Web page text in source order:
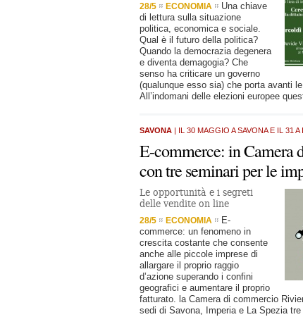
28/5 ECONOMIA
Una chiave
di lettura sulla situazione
politica, economica e sociale.
Qual è il futuro della politica?
Quando la democrazia degenera
e diventa demagogia? Che
senso ha criticare un governo
(qualunque esso sia) che porta avanti
All’indomani delle elezioni europee
SAVONA | IL 30 MAGGIO A SAVONA E IL 31 A
E-commerce: in Camera
con tre seminari per le
Le opportunità e i segreti
delle vendite on line
28/5 ECONOMIA
E-
commerce: un fenomeno in
crescita costante che consente
anche alle piccole imprese di
allargare il proprio raggio
d’azione superando i confini
geografici e aumentare il proprio
fatturato. la Camera di commercio
sedi di Savona, Imperia e La Spezia